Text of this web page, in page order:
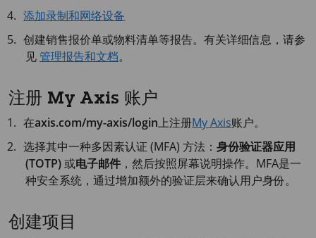
添加录制和网络设备
创建销售报价单或物料清单等报告。有关详细信息，请参
见管理报告和文档。
注册 My Axis 账户
在axis.com/my-axis/login上注册My Axis账户。
选择其中一种多因素认证 (MFA) 方法：身份验证器应用
(TOTP)或电子邮件 ，然后按照屏幕说明操作。MFA是一
种安全系统，通过增加额外的验证层来确认用户身份。
创建项目